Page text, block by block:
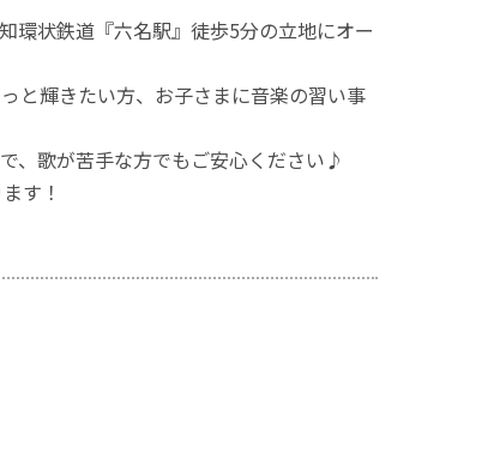
環状鉄道『六名駅』徒歩5分の立地にオー
と輝きたい方、お子さまに音楽の習い事
、歌が苦手な方でもご安心ください♪
す！